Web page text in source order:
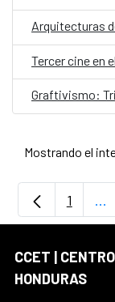
Arquitecturas
Tercer cine en
Graftivismo:
Mostrando el
Página
1 ...
CCET |
HONDURAS